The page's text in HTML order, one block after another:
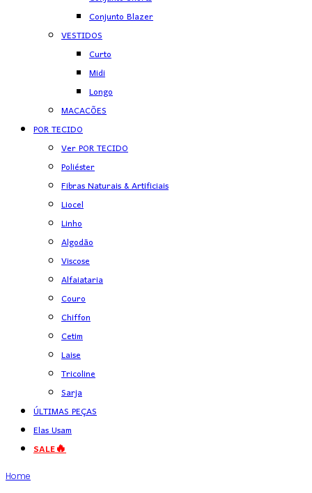
Conjunto Blazer
VESTIDOS
Curto
Midi
Longo
MACACÕES
POR TECIDO
Ver POR TECIDO
Poliéster
Fibras Naturais & Artificiais
Liocel
Linho
Algodão
Viscose
Alfaiataria
Couro
Chiffon
Cetim
Laise
Tricoline
Sarja
ÚLTIMAS PEÇAS
Elas Usam
SALE🔥
Home